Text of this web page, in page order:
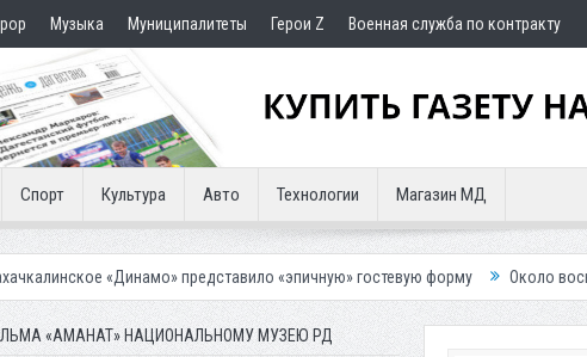
Музыка Муниципалитеты Герои Z Военная служба по контракту
Спорт Культура Авто Технологии Магазин МД
представило «эпичную» гостевую форму Около восьми тысяч человек
«АМАНАТ» НАЦИОНАЛЬНОМУ МУЗЕЮ РД